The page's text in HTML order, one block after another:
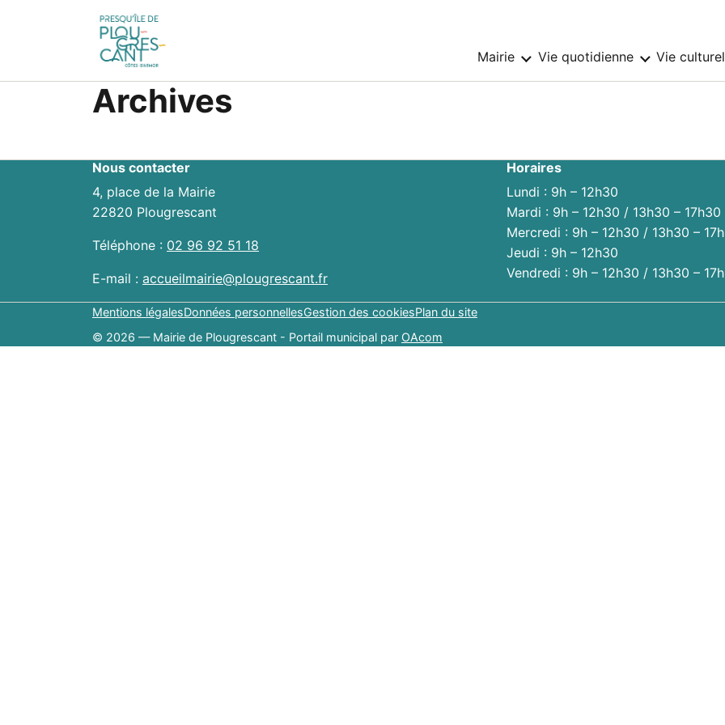
Mairie Sous-
:
Vie quotidienne Sous-
:
Vie
Archives
Nous contacter
4, place de la Mairie
22820 Plougrescant
Téléphone : 02 96 92 51 18
E-mail : accueilmairie@plougrescant.fr
Horaires
Lundi : 9h – 12h30
Mardi : 9h – 12h30 / 13h30 – 17h30
Mercredi : 9h – 12h30 / 13h30 –
Jeudi : 9h – 12h30
Vendredi : 9h – 12h30 / 13h30 –
Mentions légalesDonnées personnellesGestion des cookiesPlan du site
© 2026 — Mairie de Plougrescant - Portail municipal par OAcom